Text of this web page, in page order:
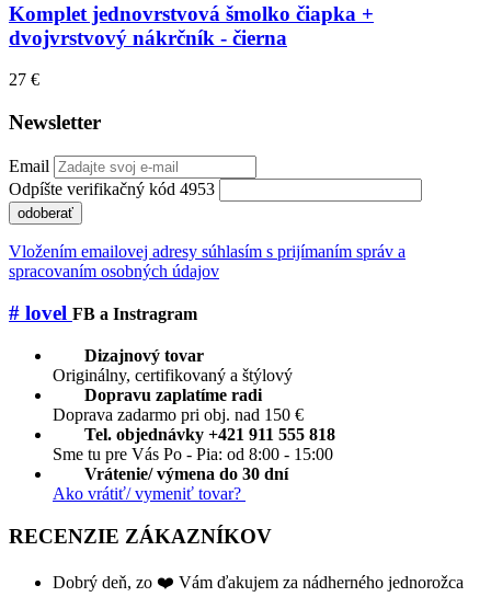
Komplet jednovrstvová šmolko čiapka +
dvojvrstvový nákrčník - čierna
27 €
Newsletter
Email
Odpíšte verifikačný kód 4953
odoberať
Vložením emailovej adresy súhlasím s prijímaním správ a
spracovaním osobných údajov
# lovel FB a Instragram
Dizajnový tovar
Originálny, certifikovaný a štýlový
Dopravu zaplatíme radi
Doprava zadarmo pri obj. nad 150 €
Tel. objednávky +421 911 555 818
Sme tu pre Vás Po - Pia: od 8:00 - 15:00
Vrátenie/ výmena do 30 dní
Ako vrátiť/ vymeniť tovar?
RECENZIE ZÁKAZNÍKOV
Dobrý deň, zo ❤️ Vám ďakujem za nádherného jednorožca